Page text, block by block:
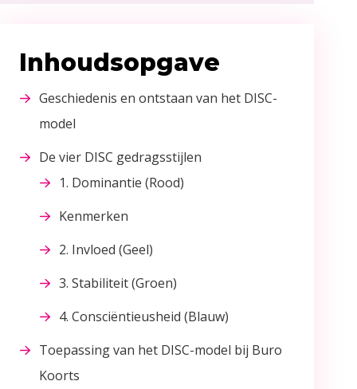
Inhoudsopgave
Geschiedenis en ontstaan van het DISC-
model
De vier DISC gedragsstijlen
1. Dominantie (Rood)
Kenmerken
2. Invloed (Geel)
3. Stabiliteit (Groen)
4. Consciëntieusheid (Blauw)
Toepassing van het DISC-model bij Buro
Koorts